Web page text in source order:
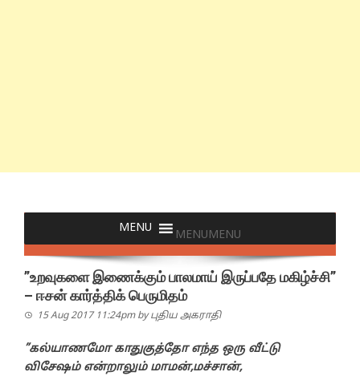
MENUMENU
”உறவுகளை இணைக்கும் பாலமாய் இருப்பதே மகிழ்ச்சி”
– ஈசன் கார்த்திக் பெருமிதம்
15 Aug 2017 11:24pm byபுதிய அகராதி
”கல்யாணமோ காதுகுத்தோ எந்த ஒரு வீட்டு
விசேஷம் என்றாலும் மாமன்,மச்சான்,